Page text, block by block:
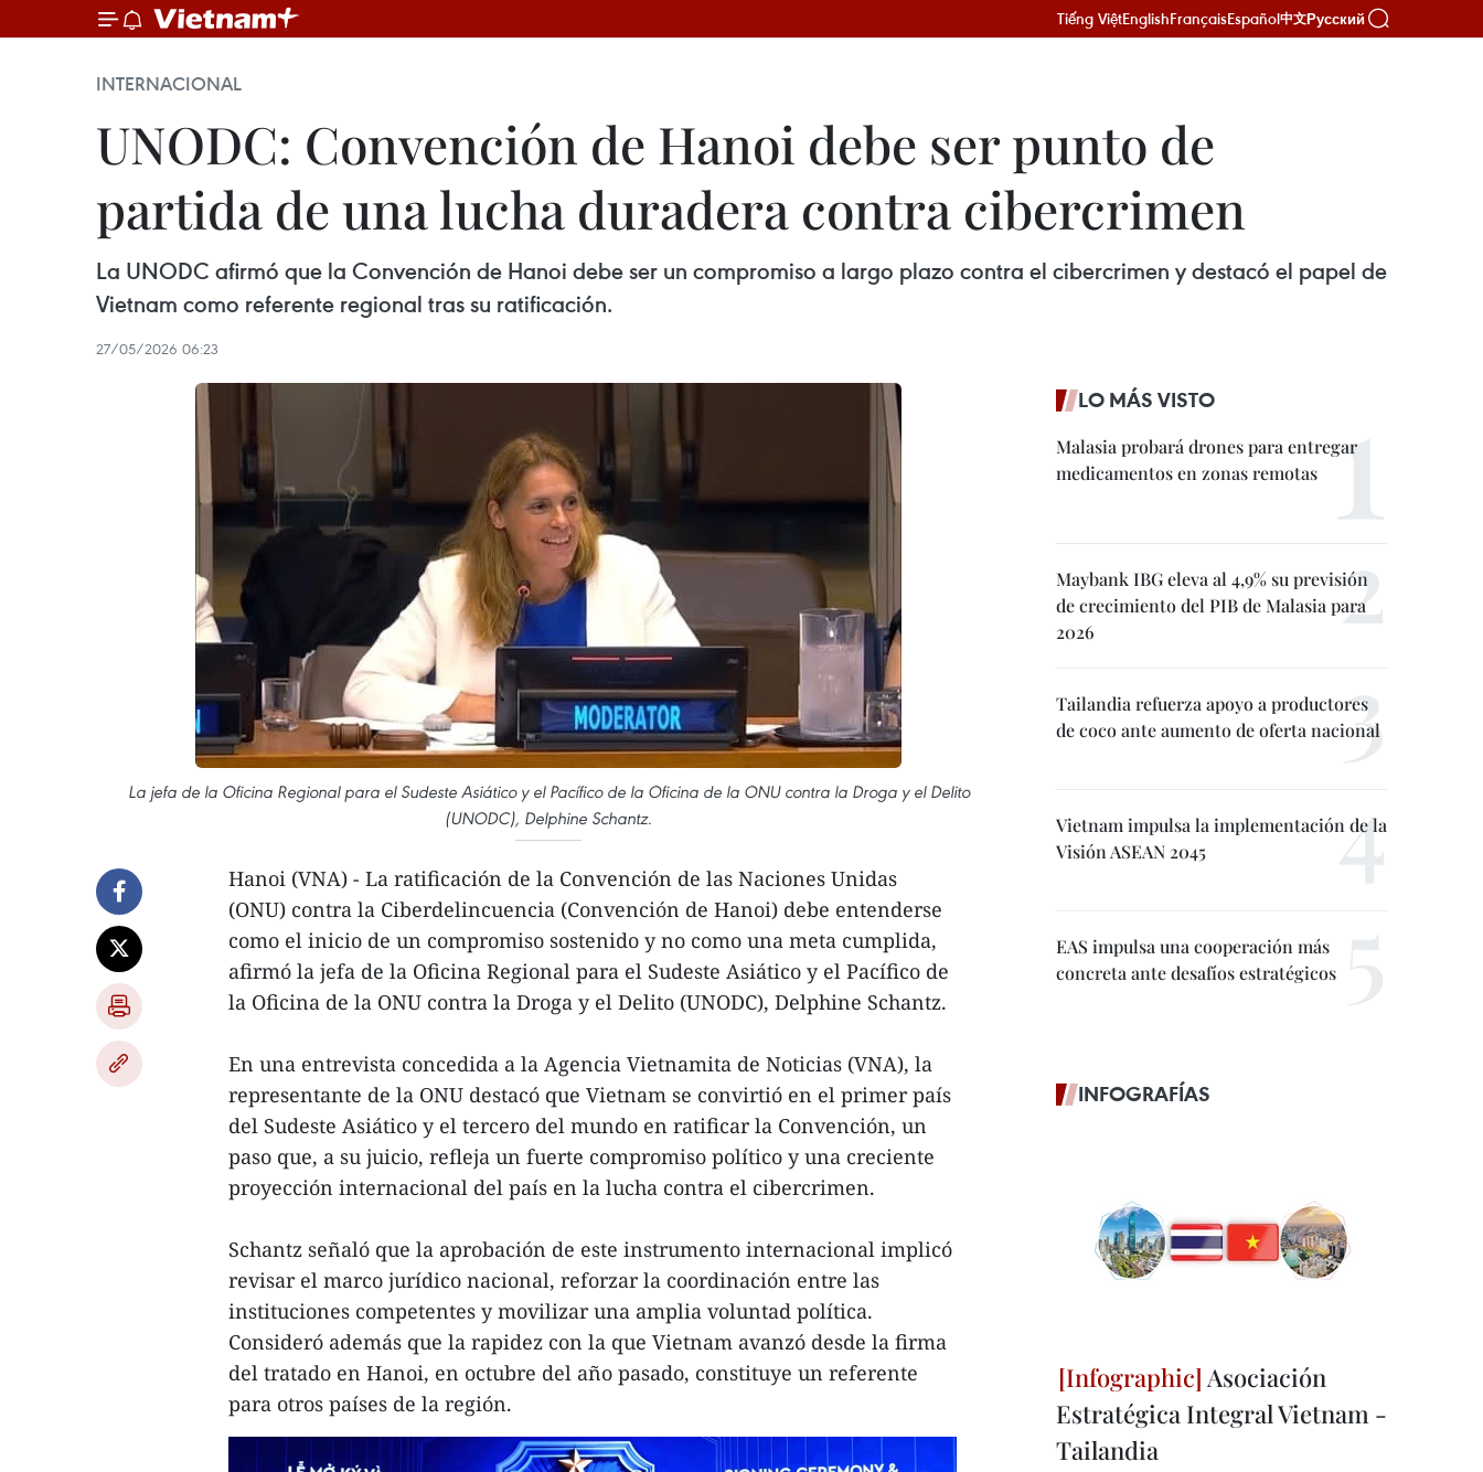
Tiếng ViệtEnglishFrançaisEspañol中文Русский
INTERNACIONAL
UNODC: Convención de Hanoi debe ser punto de
partida de una lucha duradera contra cibercrimen
La UNODC afirmó que la Convención de Hanoi debe ser un compromiso a largo plazo contra el cibercrimen y destacó el papel de
Vietnam como referente regional tras su ratificación.
27/05/2026 06:23
La jefa de la Oficina Regional para el Sudeste Asiático y el Pacífico de la Oficina de la ONU contra la Droga y el Delito
(UNODC), Delphine Schantz.
Hanoi (VNA) - La ratificación de la Convención de las Naciones Unidas
(ONU) contra la Ciberdelincuencia (Convención de Hanoi) debe entenderse
como el inicio de un compromiso sostenido y no como una meta cumplida,
afirmó la jefa de la Oficina Regional para el Sudeste Asiático y el Pacífico de
la Oficina de la ONU contra la Droga y el Delito (UNODC), Delphine Schantz.
En una entrevista concedida a la Agencia Vietnamita de Noticias (VNA), la
representante de la ONU destacó que Vietnam se convirtió en el primer país
del Sudeste Asiático y el tercero del mundo en ratificar la Convención, un
paso que, a su juicio, refleja un fuerte compromiso político y una creciente
proyección internacional del país en la lucha contra el cibercrimen.
Schantz señaló que la aprobación de este instrumento internacional implicó
revisar el marco jurídico nacional, reforzar la coordinación entre las
instituciones competentes y movilizar una amplia voluntad política.
Consideró además que la rapidez con la que Vietnam avanzó desde la firma
del tratado en Hanoi, en octubre del año pasado, constituye un referente
para otros países de la región.
LO MÁS VISTO
Malasia probará drones para entregar
medicamentos en zonas remotas
Maybank IBG eleva al 4,9% su previsión
de crecimiento del PIB de Malasia para
2026
Tailandia refuerza apoyo a productores
de coco ante aumento de oferta nacional
Vietnam impulsa la implementación de la
Visión ASEAN 2045
EAS impulsa una cooperación más
concreta ante desafíos estratégicos
INFOGRAFÍAS
Asociación
Estratégica Integral Vietnam -
Tailandia